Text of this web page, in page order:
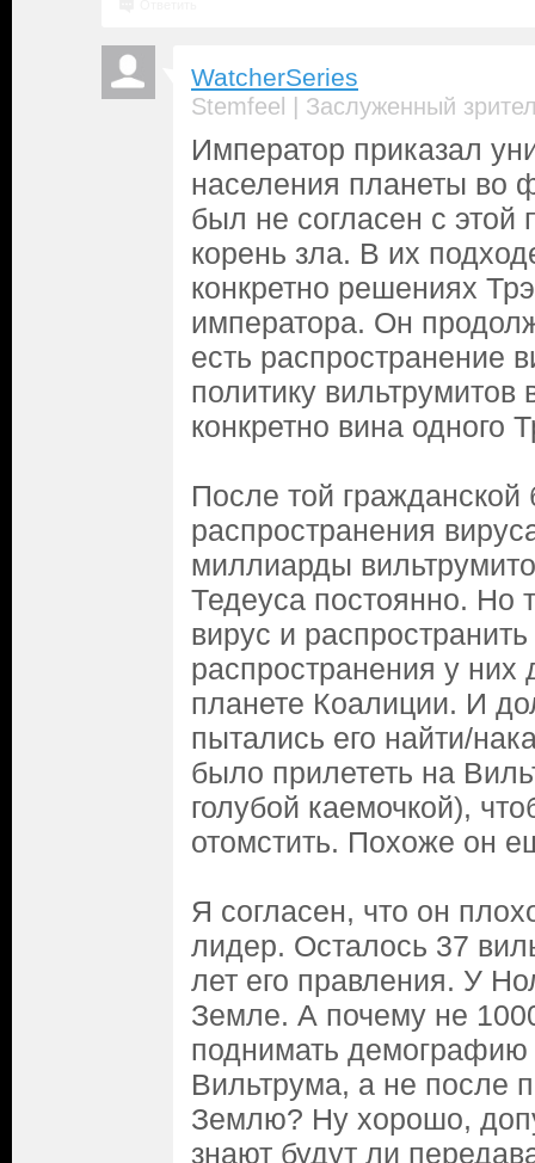
WatcherSeries
Stemfeel | Заслуженный
Император приказал
населения планеты во
был не согласен с этой
корень зла. В их
конкретно решениях
императора. Он
есть распространение
политику вильтрумитов
конкретно вина одного
После той гражданской
распространения
миллиарды
Тедеуса постоянно. Но
вирус и
распространения у них
планете Коалиции. И
пытались его найти/
было прилететь на
голубой каемочкой),
отомстить. Похоже он
Я согласен, что он
лидер. Осталось 37
лет его правления. У
Земле. А почему не
поднимать демографию
Вильтрума, а не после
Землю? Ну хорошо,
знают будут ли